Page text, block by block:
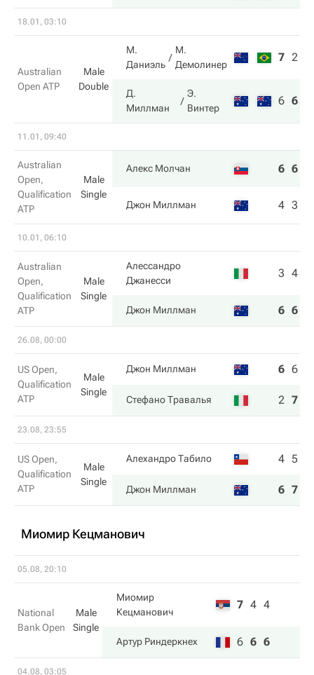
18.01, 03:10
Australian
Open ATP
Male
Double
М.
Даниэль
М.
Демолинер
7 2
Д.
Миллман
Э.
Винтер
6 6
11.01, 09:40
Australian
Open,
Qualification
ATP
Male
Single
Алекс Молчан 6 6
Джон Миллман 4 3
10.01, 06:10
Australian
Open,
Qualification
ATP
Male
Single
Алессандро
Джанесси
3 4
Джон Миллман 6 6
26.08, 00:00
US Open,
Qualification
ATP
Male
Single
Джон Миллман 6 6
Стефано Травалья 2 7
23.08, 23:55
US Open,
Qualification
ATP
Male
Single
Алехандро Табило 4 5
Джон Миллман 6 7
Миомир Кецманович
05.08, 20:10
National
Bank Open
Male
Single
Миомир
Кецманович
7 4 4
Артур Риндеркнех 6 6 6
04.08, 03:05